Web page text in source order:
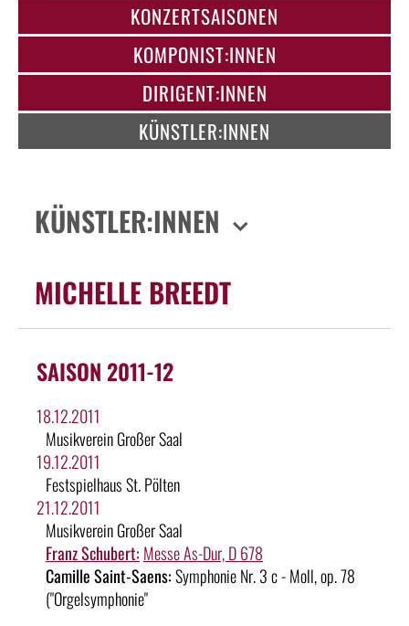
KONZERTSAISONEN
KOMPONIST:INNEN
DIRIGENT:INNEN
KÜNSTLER:INNEN
KÜNSTLER:INNEN
MICHELLE BREEDT
SAISON 2011-12
18.12.2011
Musikverein Großer Saal
19.12.2011
Festspielhaus St. Pölten
21.12.2011
Musikverein Großer Saal
Franz Schubert: Messe As-Dur, D 678
Camille Saint-Saens:Symphonie Nr. 3 c - Moll, op. 78
("Orgelsymphonie"